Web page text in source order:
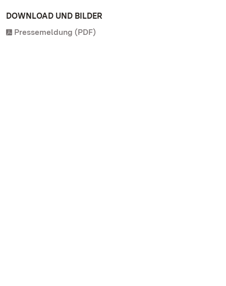
DOWNLOAD UND BILDER
Pressemeldung (PDF)